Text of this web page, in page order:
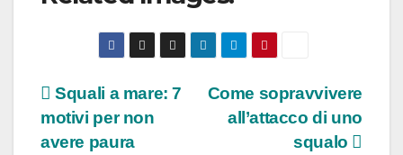
Navigazione
articoli
Come sopravvivere
all’attacco di uno
squalo
Squali a mare: 7
motivi per non
avere paura